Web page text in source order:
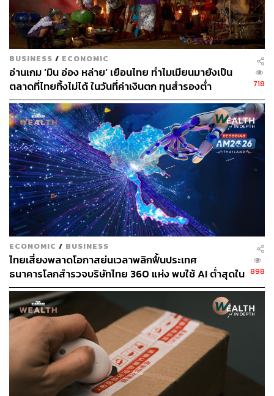
จาก 100 สู่ 97 สาขา! Texas Chicken ค่อยๆ หายไป
OR ไม่รักแล้วหรือ?
สำหรับ Texas Chicken เป็นแบรนด์ไก่ทอดจากแดนลุงแซมที่
เปิดมาได้ราว 70 กว่าปี ซึ่งในรายงานประจำปี 2566 ของ
บริษัท ปตท. น้ำมันและการค้าปลีก จำกัด (มหาชน) หรือ OR
ได้เอ่ยถึงจุดเด่นตรงที่ใช้ไก่สดไม่ผ่านการแช่แข็ง ทำให้มี
รสชาติชุ่มฉ่ำและมีขนาดชิ้นใหญ่ มีกลุ่มเป้าหมายหลักเป็น
เด็ก วัยรุ่น และวัยทำงาน รองลงมาเป็นกลุ่มครอบครัวที่อายุ
ยังไม่เยอะมาก
ย้อนกลับไปในปี 2558 OR ได้เข้าทำสัญญารับสิทธิในการ
ดำเนินธุรกิจแต่เพียงผู้เดียวในไทย (มาสเตอร์แฟรนไชส์) แต่
ยังสามารถให้สิทธิแฟรนไชส์แก่บุคคลภายนอกเพื่อสร้าง
ความเติบโตและขยายสาขาให้รองรับการเติบโตมากขึ้น (แต่
สุดท้ายก็ไม่ได้ขายแม้มีแผนออกมาเป็นระลอกก็ตาม)
แหล่งข่าวในแวดวงธุรกิจอาหารวิเคราะห์กับ THE
STANDARD WEALTH ว่า ปกติแล้วสัญญามาสเตอร์แฟรน
ไชส์จะอยู่ที่ 10 ปีต่อการเซ็นสัญญา 1 ครั้ง ดังนั้นการปิดตัว
ของ Texas Chicken ส่วนหนึ่งอาจจะมาจากการไม่ต่อสัญญา
ดังกล่าว
BUSINESS / ECONOMIC
อ่านเกม ‘มิน อ่อง หล่าย’ เยือนไทย ทำไมเมียนมายังเป็น
ตลาดที่ไทยทิ้งไม่ได้ ในวันที่ค่าเงินตก ทุนสำรองต่ำ
718
ECONOMIC / BUSINESS
ไทยเสี่ยงพลาดโอกาสย่นเวลาพลิกฟื้นประเทศ
ธนาคารโลกสำรวจบริษัทไทย 360 แห่ง พบใช้ AI ต่ำสุดใน
กลุ่ม ตามหลังเคนยาและไนจีเรียเกือบ 4 เท่า
898